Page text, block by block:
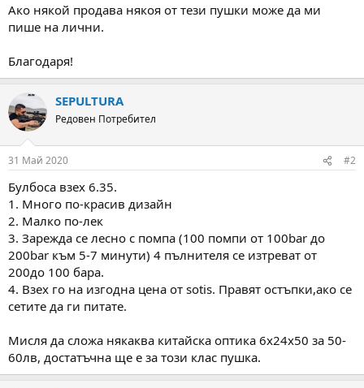
Ако някой продава някоя от тези пушки може да ми
пише на лични.
Благодаря!
SEPULTURA
Редовен Потребител
31 Май 2020 #2
Булбоса взех 6.35.
1. Много по-красив дизайн
2. Малко по-лек
3. Зарежда се лесно с помпа (100 помпи от 100bar до
200bar към 5-7 минути) 4 пълнителя се изтреват от
200до 100 бара.
4. Взех го на изгодна цена от sotis. Правят остъпки,ако се
сетите да ги питате.
Мисля да сложа някаква китайска оптика 6х24х50 за 50-
60лв, достатъчна ще е за този клас пушка.